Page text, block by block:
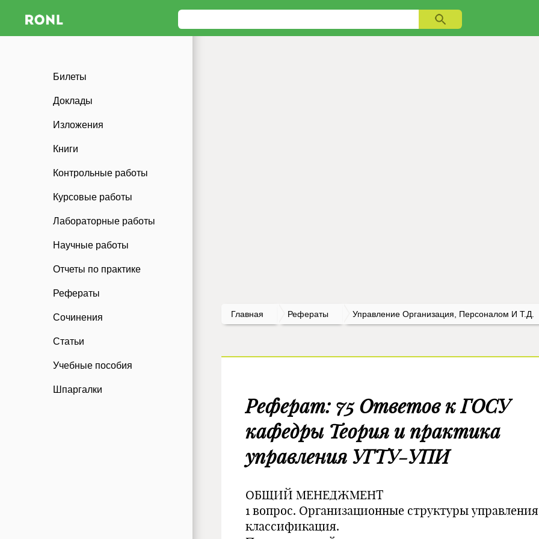
Билеты
Доклады
Изложения
Книги
Контрольные работы
Курсовые работы
Лабораторные работы
Научные работы
Отчеты по практике
Рефераты
Сочинения
Статьи
Учебные пособия
Шпаргалки
Главная Рефераты Управление Организация, Персоналом И Т.д.
Реферат: 75 Ответов к ГОСУ
кафедры Теория и практика
управления УГТУ-УПИ
ОБЩИЙ МЕНЕДЖМЕНТ
1 вопрос. Организационные структуры
классификация.